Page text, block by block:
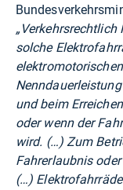
solche
und beim
oder wenn der
wird. (…) Zum
Fahrerlaubnis
(…)